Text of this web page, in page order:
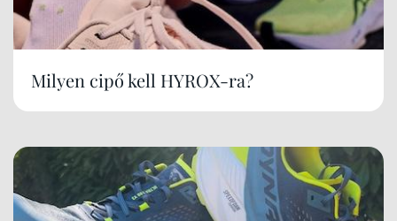
Milyen cipő kell HYROX-ra?